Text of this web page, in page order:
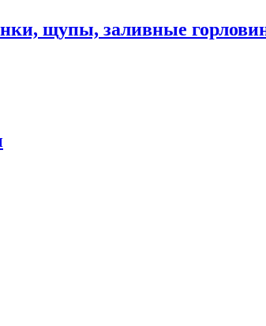
щупы, заливные